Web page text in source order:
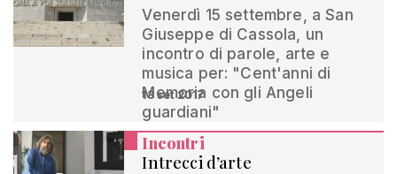
Venerdì 15 settembre, a San
Giuseppe di Cassola, un
incontro di parole, arte e
musica per: "Cent'anni di
Memoria con gli Angeli
guardiani"
13 set 2017
Incontri
Intrecci d’arte